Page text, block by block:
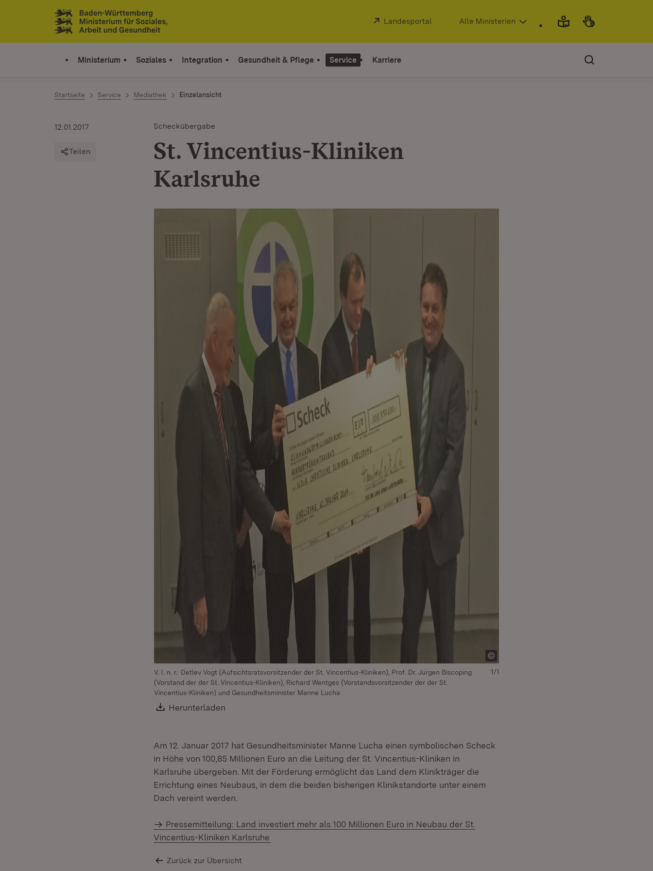
Zum Inhalt springen
Link zur Startseite
Extern:
Landesportal (Öffnet in neuem Fenster)
Alle Ministerien
Ministerium Soziales Integration Gesundheit & Pflege Service Karriere
Startseite Service Mediathek Einzelansicht
Scheckübergabe
St. Vincentius-Kliniken
Karlsruhe
12.01.2017
Teilen
V. l. n. r.: Detlev Vogt (Aufsichtsratsvorsitzender der St. Vincentius-Kliniken), Prof. Dr. Jürgen Biscoping
(Vorstand der der St. Vincentius-Kliniken), Richard Wentges (Vorstandsvorsitzender der der St.
Vincentius-Kliniken) und Gesundheitsminister Manne Lucha
Download:
Herunterladen
1/1
Am 12. Januar 2017 hat Gesundheitsminister Manne Lucha einen symbolischen Scheck
in Höhe von 100,85 Millionen Euro an die Leitung der St. Vincentius-Kliniken in
Karlsruhe übergeben. Mit der Förderung ermöglicht das Land dem Klinikträger die
Errichtung eines Neubaus, in dem die beiden bisherigen Klinikstandorte unter einem
Dach vereint werden.
Pressemitteilung: Land investiert mehr als 100 Millionen Euro in Neubau der St.
Vincentius-Kliniken Karlsruhe
Zurück zur Übersicht